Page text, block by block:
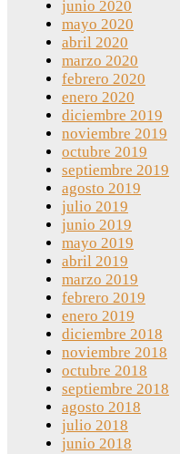
junio 2020
mayo 2020
abril 2020
marzo 2020
febrero 2020
enero 2020
diciembre 2019
noviembre 2019
octubre 2019
septiembre 2019
agosto 2019
julio 2019
junio 2019
mayo 2019
abril 2019
marzo 2019
febrero 2019
enero 2019
diciembre 2018
noviembre 2018
octubre 2018
septiembre 2018
agosto 2018
julio 2018
junio 2018